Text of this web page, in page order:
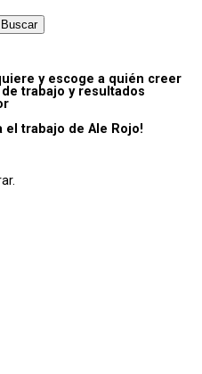
Buscar
y escoge a quién creer
trabajo y resultados
el trabajo de Ale Rojo!